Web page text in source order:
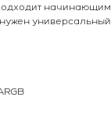
начинающим
универсальный